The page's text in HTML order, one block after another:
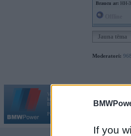
If you
Braucu ar: HH-
Jauna tēma
Moderatori:
Vortāls BMWPower.lv darbojas
kopš 2002. gada 14. maija. Tas nav auto
BMW AG.
Par BMWPower